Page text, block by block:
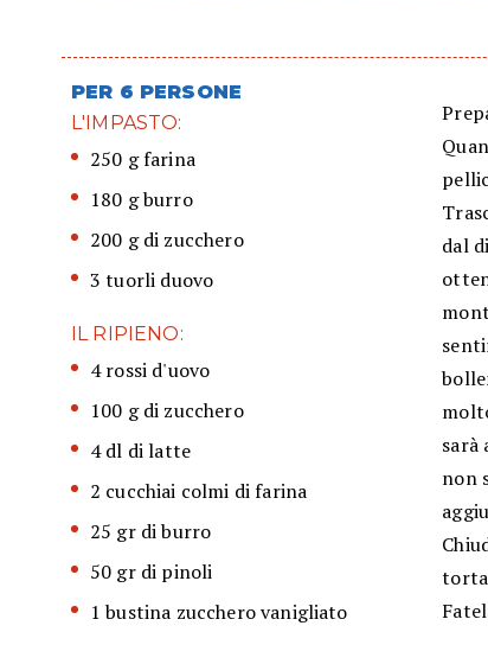
PER 6 PERSONE
L'IMPASTO:
250 g farina
180 g burro
200 g di zucchero
3 tuorli duovo
IL RIPIENO:
4 rossi d'uovo
100 g di zucchero
4 dl di latte
2 cucchiai colmi di farina
25 gr di burro
50 gr di pinoli
1 bustina zucchero vanigliato
dal
sarà
non
torta